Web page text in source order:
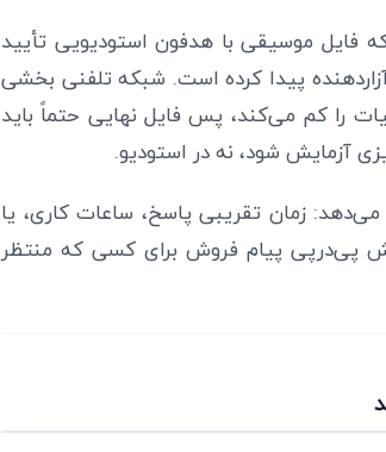
فایل موسیقی با هدفون استودیویی تأیید
پیدا کرده است. شبکه تلفنی بخشی
را کم می‌کند، پس فایل نهایی حتماً باید
آزمایش شود، نه در استودیو.
زمان تقریبی پاسخ، ساعات کاری، یا
پی‌درپی پیام فروش برای کسی که منتظر